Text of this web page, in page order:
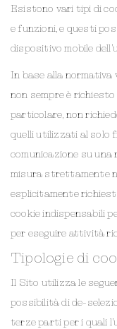
Esistono vari tipi di
e funzioni, e questi
dispositivo mobile
In base alla normativa
non sempre è
particolare, non
quelli utilizzati al solo
comunicazione su una
misura strettamente
esplicitamente
cookie indispensabili
per eseguire attività
Tipologie di
Il Sito utilizza le
possibilità di de-
terze parti per i quali